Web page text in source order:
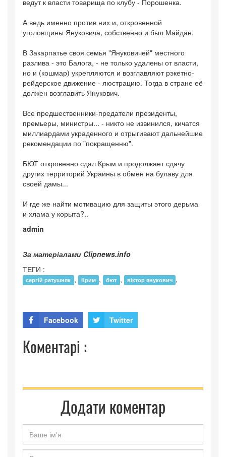
А ведь именно против них и, откровенной
уголовщины Януковича, собственно и был Майдан.
В Закарпатье своя семья "Януковичей" местного
разлива - это Балога, - не только удалены от власти,
но и (кошмар) укрепляются и возглавляют рэкетно-
рейдерское движение - люстрацию. Тогда в стране её
должен возглавить Янукович.
Все предшественники-предатели президенты,
премьеры, министры... - никто не извинился, кичатся
миллиардами украденного и отрыгивают дальнейшие
рекомендации по "покращенню".
БЮТ откровенно сдал Крым и продолжает сдачу
других территорий Украины в обмен на булаву для
своей дамы...
И где же найти мотивацию для защиты этого дерьма
и хлама у корыта?..
admin
За матеріалами Clipnews.info
ТЕГИ :
сергій ратушняк , Крим , бют , віктор янукович ,
Facebook Twitter
Коментарі :
Додати коментар